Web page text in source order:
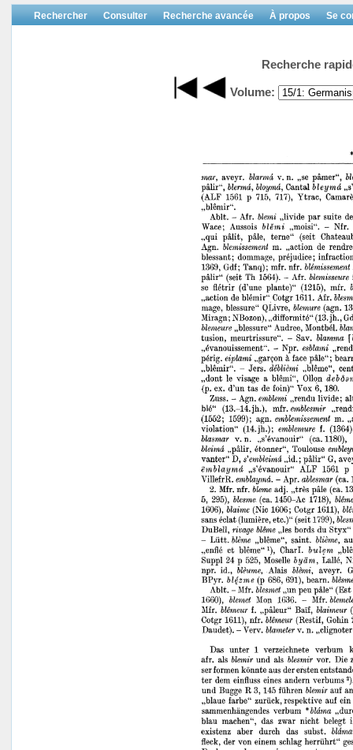
Rechercher Consulter Recherche avancée À propos Se
Recherche
Volume: